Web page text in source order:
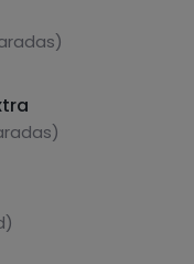
nutricional